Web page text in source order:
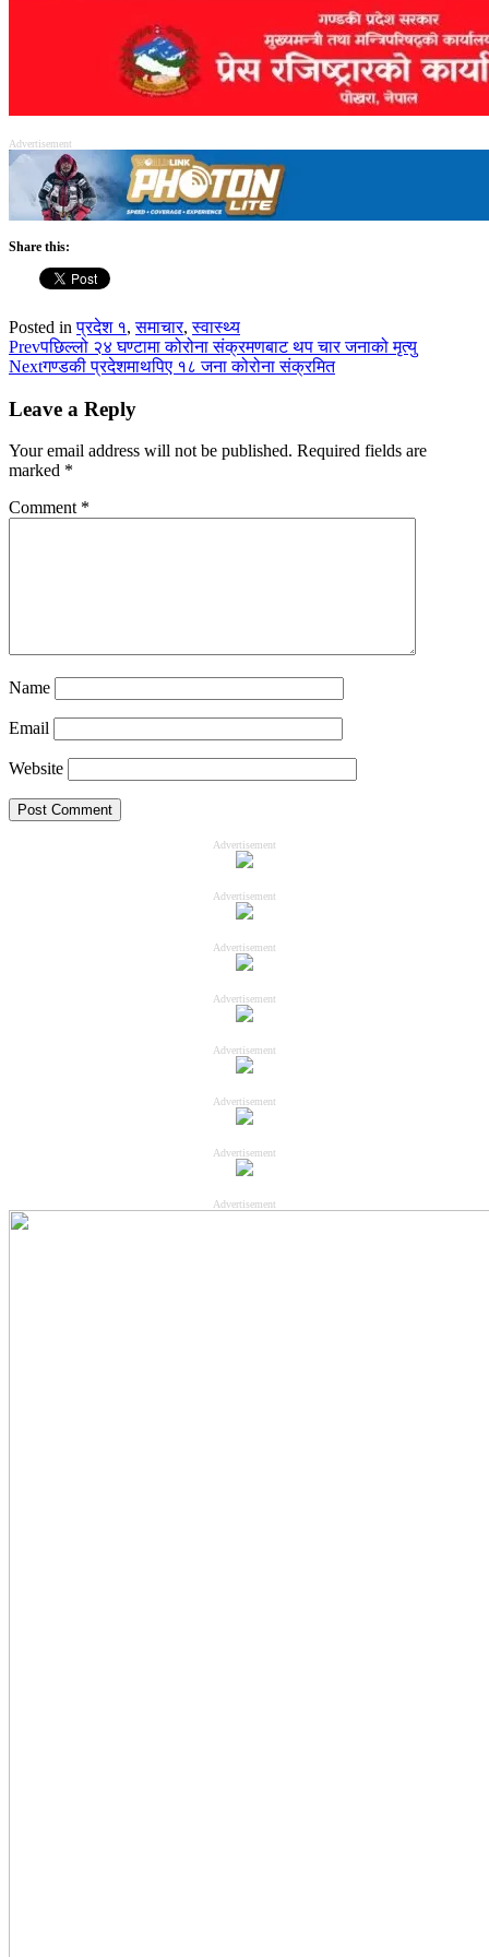
Advertisement
Share this:
Posted inप्रदेश १,समाचार,स्वास्थ्य
Prevपछिल्लो २४ घण्टामा कोरोना संक्रमणबाट थप चार जनाको मृत्यु
Nextगण्डकी प्रदेशमाथपिए १८ जना कोरोना संक्रमित
Leave a Reply
Your email address will not be published. Required fields are
marked *
Comment *
Name
Email
Website
Advertisement
Advertisement
Advertisement
Advertisement
Advertisement
Advertisement
Advertisement
Advertisement